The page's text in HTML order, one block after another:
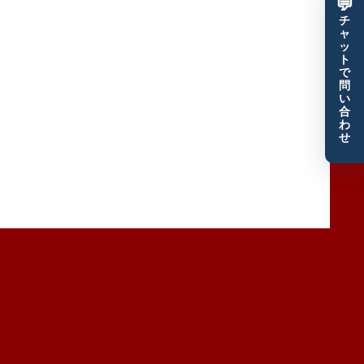
💬
チ
ャ
ッ
ト
で
問
い
合
わ
せ